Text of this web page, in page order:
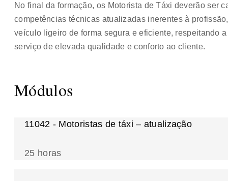
No final da formação, os Motorista de Táxi deverão ser
competências técnicas atualizadas inerentes à
veículo ligeiro de forma segura e eficiente, respeitando
serviço de elevada qualidade e conforto ao cliente.
Módulos
11042 - Motoristas de táxi – atualização
25 horas